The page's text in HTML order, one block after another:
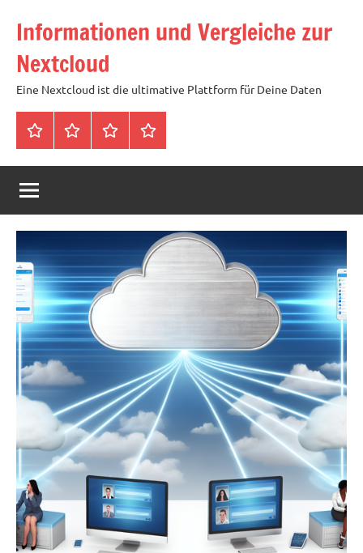
Inhalt
springen
Informationen und Vergleiche zur
Nextcloud
Eine Nextcloud ist die ultimative Plattform für Deine Daten
StartseiteNeuste
Artikel
Cloud
mit
Speicher
für
4,99
Euro
mtl
Tags